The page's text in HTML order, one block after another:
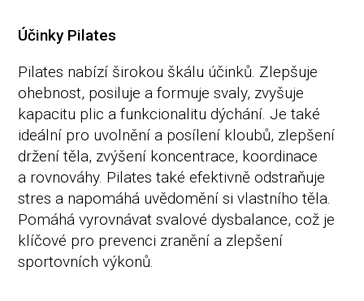
Účinky Pilates
Pilates nabízí širokou škálu účinků. Zlepšuje
ohebnost, posiluje a formuje svaly, zvyšuje
kapacitu plic a funkcionalitu dýchání. Je také
ideální pro uvolnění a posílení kloubů, zlepšení
držení těla, zvýšení koncentrace, koordinace
a rovnováhy. Pilates také efektivně odstraňuje
stres a napomáhá uvědomění si vlastního těla.
Pomáhá vyrovnávat svalové dysbalance, což je
klíčové pro prevenci zranění a zlepšení
sportovních výkonů.